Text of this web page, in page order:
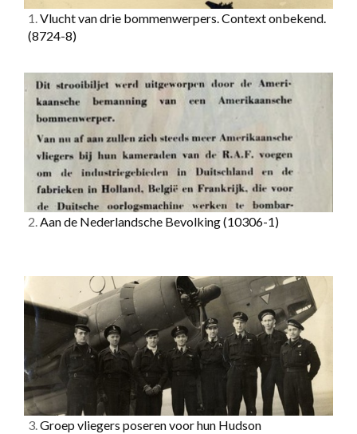
1.Vlucht van drie bommenwerpers. Context onbekend.
(8724-8)
2.Aan de Nederlandsche Bevolking(10306-1)
3.Groep vliegers poseren voor hun Hudson